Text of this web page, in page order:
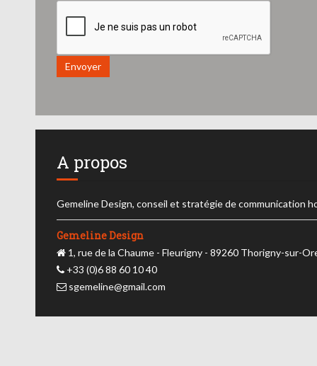
Envoyer
A propos
Gemeline Design, conseil et stratégie de communication
Gemeline Design
1, rue de la Chaume - Fleurigny - 89260 Thorigny-sur-
+33 (0)6 88 60 10 40
sgemeline@gmail.com